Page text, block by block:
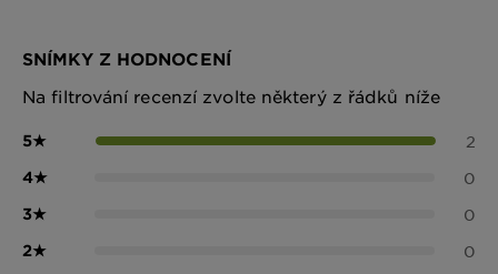
SNÍMKY Z HODNOCENÍ
Na filtrování recenzí zvolte některý z řádků níže
5★ 2
4★ 0
3★ 0
2★ 0